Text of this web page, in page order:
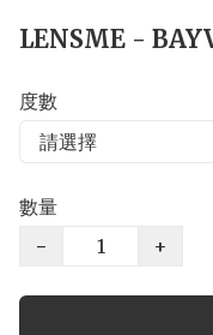
LENSME -
度數
數量
−
+